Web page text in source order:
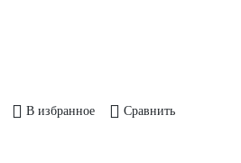
В избранное Сравнить